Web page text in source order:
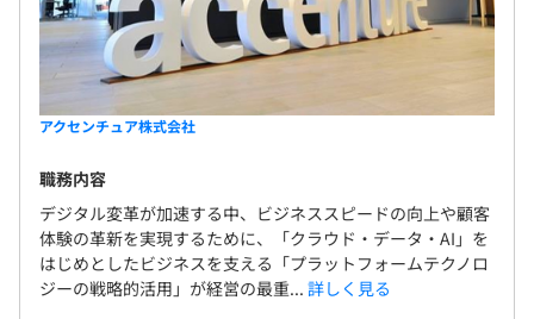
アクセンチュア株式会社
職務内容
デジタル変革が加速する中、ビジネススピードの向上や顧客
体験の革新を実現するために、「クラウド・データ・AI」を
はじめとしたビジネスを支える「プラットフォームテクノロ
ジーの戦略的活用」が経営の最重... 詳しく見る